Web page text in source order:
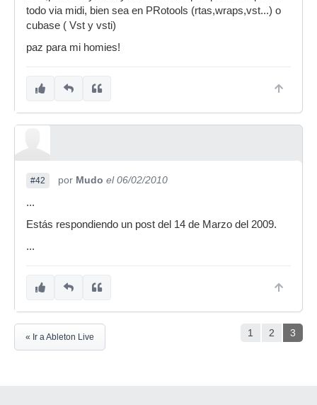
todo via midi, bien sea en PRotools (rtas,wraps,vst...) o
cubase ( Vst y vsti)
paz para mi homies!
#42 por Mudo el 06/02/2010
...
Estás respondiendo un post del 14 de Marzo del 2009.
...
1 2 3
« Ir a Ableton Live